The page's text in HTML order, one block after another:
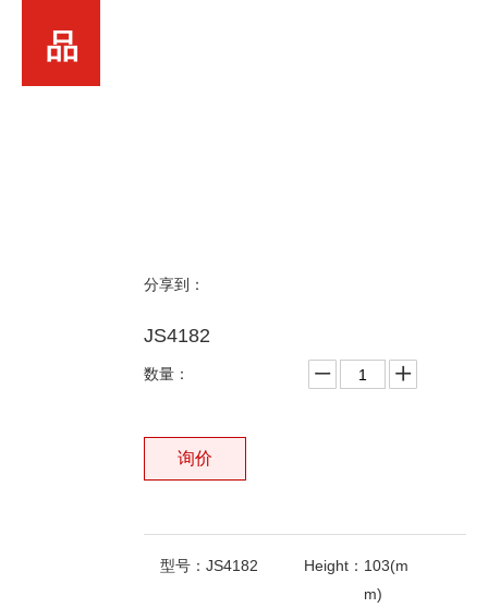
品
分享到：
JS4182
数量：
询价
型号： JS4182 Height： 103(m
m)